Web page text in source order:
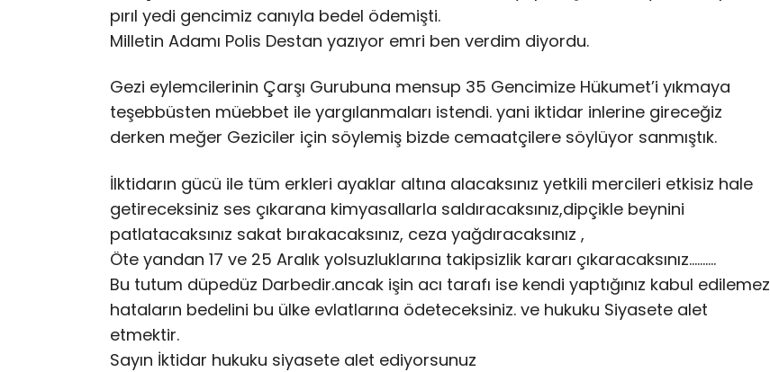
pırıl yedi gencimiz canıyla bedel ödemişti.
Milletin Adamı Polis Destan yazıyor emri ben verdim diyordu.
Gezi eylemcilerinin Çarşı Gurubuna mensup 35 Gencimize Hükumet’i yıkmaya
teşebbüsten müebbet ile yargılanmaları istendi. yani iktidar inlerine gireceğiz
derken meğer Geziciler için söylemiş bizde cemaatçilere söylüyor sanmıştık.
İlktidarın gücü ile tüm erkleri ayaklar altına alacaksınız yetkili mercileri etkisiz hale
getireceksiniz ses çıkarana kimyasallarla saldıracaksınız,dipçikle beynini
patlatacaksınız sakat bırakacaksınız, ceza yağdıracaksınız ,
Öte yandan 17 ve 25 Aralık yolsuzluklarına takipsizlik kararı çıkaracaksınız……….
Bu tutum düpedüz Darbedir.ancak işin acı tarafı ise kendi yaptığınız kabul edilemez
hataların bedelini bu ülke evlatlarına ödeteceksiniz. ve hukuku Siyasete alet
etmektir.
Sayın İktidar hukuku siyasete alet ediyorsunuz